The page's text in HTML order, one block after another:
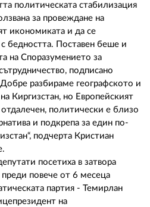
политическата стабилизация
за провеждане на
икономиката и да се
бедността. Поставен беше и
на Споразумението за
подписано
разбираме географското и
Киргизстан, но Европейският
политически е близо
и подкрепа за един по-
подчерта Кристиан
посетиха в затвора
повече от 6 месеца
партия - Темирлан
на